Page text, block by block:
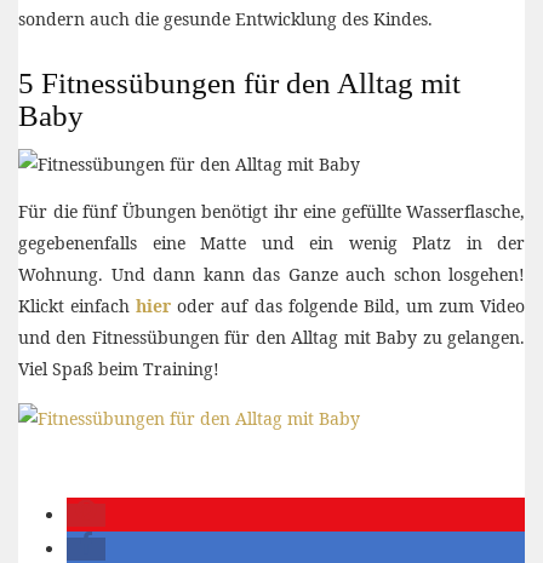
sondern auch die gesunde Entwicklung des Kindes.
5 Fitnessübungen für den Alltag mit
Baby
Für die fünf Übungen benötigt ihr eine gefüllte Wasserflasche,
gegebenenfalls eine Matte und ein wenig Platz in der
Wohnung. Und dann kann das Ganze auch schon losgehen!
Klickt einfachhier oder auf das folgende Bild, um zum Video
und den Fitnessübungen für den Alltag mit Baby zu gelangen.
Viel Spaß beim Training!